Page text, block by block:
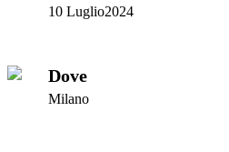
10 Luglio2024
Dove
Milano